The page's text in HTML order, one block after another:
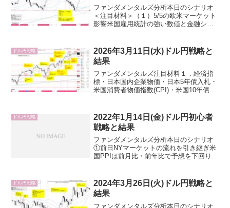
ファンダメンタルズ分析本日のシナリオ
＜注目材料＞（１）5/5の欧米マーケット
影響米国雇用統計の強い数値と金融シス
値・米国ニューヨーク連銀インフレ期待
調査（３）要人発言・F...
ドル円戦略
2026年3月11日(水)ドル円戦略と
結果
ファンダメンタルズ注目材料１．経済指
標・日本国内企業物価・日本5年債入札・
米国消費者物価指数(CPI)・米国10年債入
ー、WSJ紙のニック氏(X投稿)：FRBブラ
ックア...
ドル円戦略
2022年1月14日(金)ドル円初心者
戦略と結果
ファンダメンタルズ分析本日のシナリオ
①前日NYマーケットの流れを引き継ぎ米
国PPIは前月比・前年比で予想を下回りま
め、「米国債2年と10年利回り低下→ドル
売り」、「ダウ先物...
ドル円戦略
2024年3月26日(火)ドル円戦略と
結果
ファンダメンタルズ分析本日のシナリオ